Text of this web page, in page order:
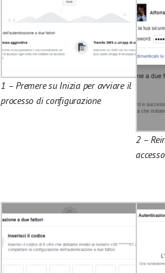
1 – Premere su Inizia per avviare il
processo di configurazione
2 –